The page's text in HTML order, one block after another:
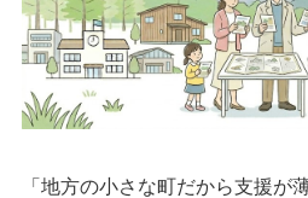
「地方の小さな町だから支援が